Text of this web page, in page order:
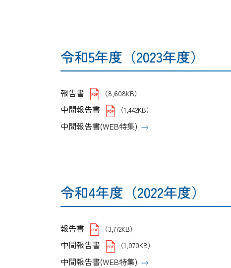
令和5年度（2023年度）
報告書 （8,608KB）
中間報告書 （1,442KB）
中間報告書(WEB特集)
令和4年度（2022年度）
報告書 （3,772KB）
中間報告書 （1,070KB）
中間報告書(WEB特集)